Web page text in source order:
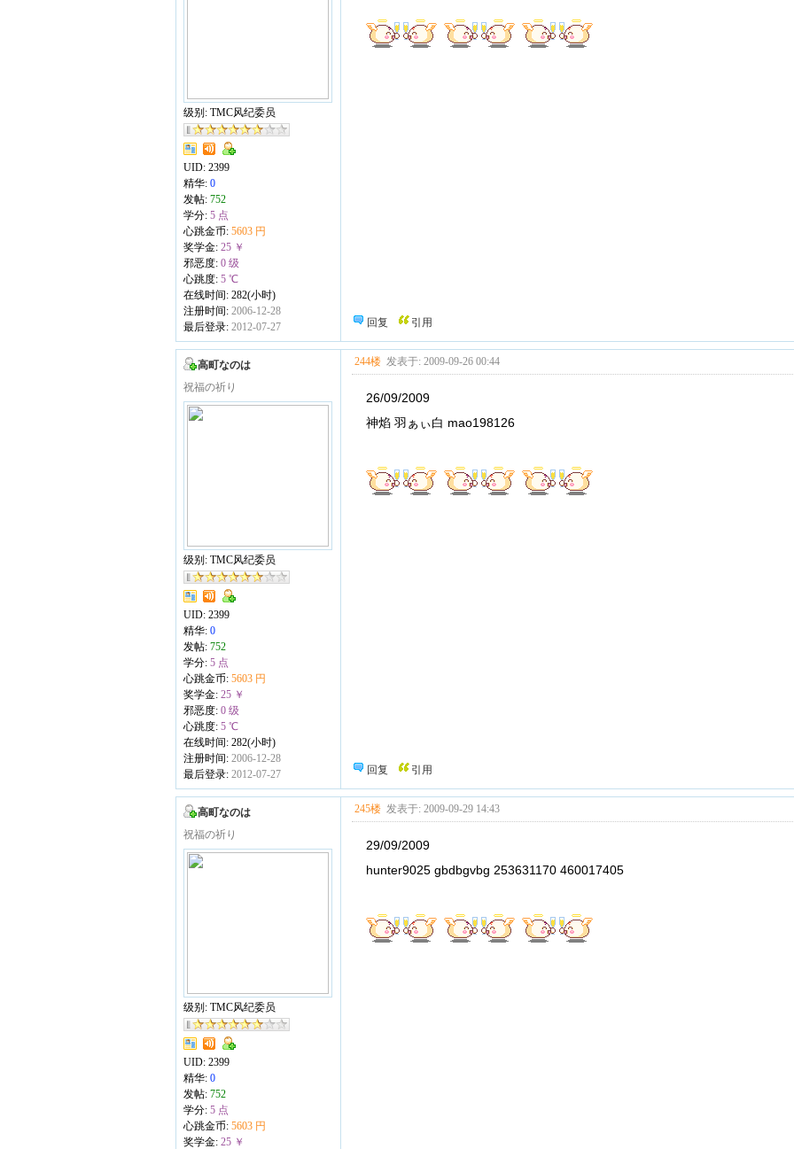
级别: TMC风纪委员
UID: 2399
精华: 0
发帖: 752
学分: 5 点
心跳金币: 5603 円
奖学金: 25 ￥
邪恶度: 0 级
心跳度: 5 ℃
在线时间: 282(小时)
注册时间: 2006-12-28
最后登录: 2012-07-27 回复 引用
高町なのは
祝福の祈り
级别: TMC风纪委员
UID: 2399
精华: 0
发帖: 752
学分: 5 点
心跳金币: 5603 円
奖学金: 25 ￥
邪恶度: 0 级
心跳度: 5 ℃
在线时间: 282(小时)
注册时间: 2006-12-28
最后登录: 2012-07-27
244楼 发表于: 2009-09-26 00:44
26/09/2009
神焰 羽ぁぃ白 mao198126
回复 引用
高町なのは
祝福の祈り
级别: TMC风纪委员
UID: 2399
精华: 0
发帖: 752
学分: 5 点
心跳金币: 5603 円
奖学金: 25 ￥
245楼 发表于: 2009-09-29 14:43
29/09/2009
hunter9025 gbdbgvbg 253631170 460017405